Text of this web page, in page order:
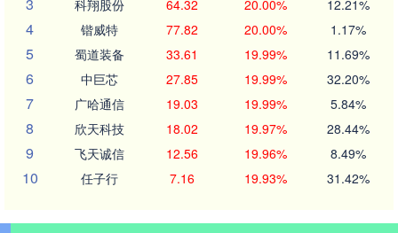
3 科翔股份 64.32 20.00% 12.21%
4 锴威特 77.82 20.00% 1.17%
5 蜀道装备 33.61 19.99% 11.69%
6 中巨芯 27.85 19.99% 32.20%
7 广哈通信 19.03 19.99% 5.84%
8 欣天科技 18.02 19.97% 28.44%
9 飞天诚信 12.56 19.96% 8.49%
10 任子行 7.16 19.93% 31.42%